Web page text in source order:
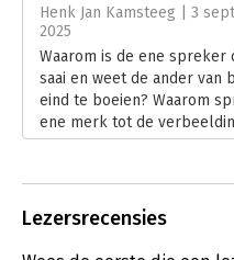
Hoofdrubriek:
Henk Jan Kamsteeg | 3
2025
Waarom is de ene spreker
saai en weet de ander van
eind te boeien? Waarom
ene merk tot de
de ander verloren in de
storytelling. Andy de
ons in een dun, maar
Lees verder
Lezersrecensies